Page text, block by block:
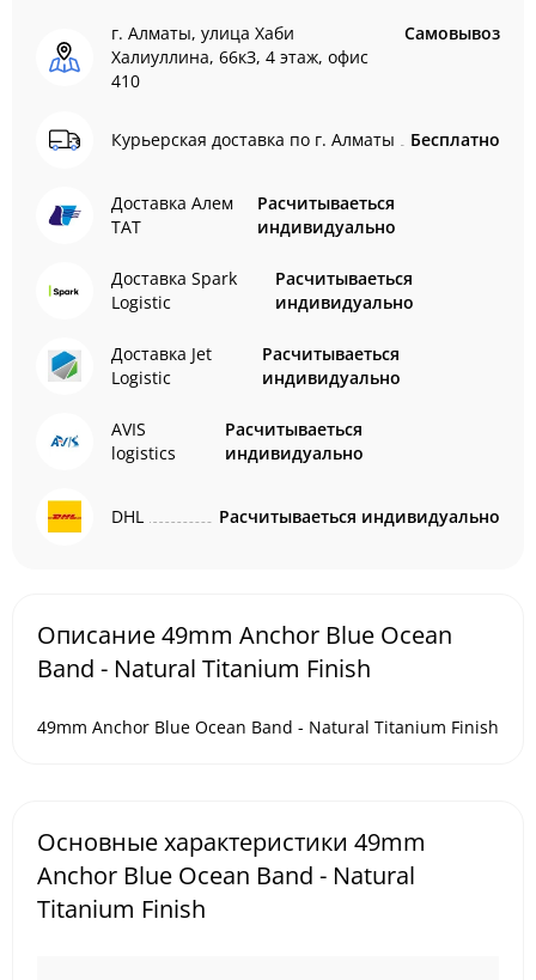
г. Алматы, улица Хаби
Халиуллина, 66кЗ, 4 этаж, офис
410
Самовывоз
Курьерская доставка по г. Алматы Бесплатно
Доставка Алем
ТАТ
Расчитываеться
индивидуально
Доставка Spark
Logistic
Расчитываеться
индивидуально
Доставка Jet
Logistic
Расчитываеться
индивидуально
AVIS
logistics
Расчитываеться
индивидуально
DHL Расчитываеться индивидуально
Описание 49mm Anchor Blue Ocean
Band - Natural Titanium Finish
49mm Anchor Blue Ocean Band - Natural Titanium Finish
Основные характеристики 49mm
Anchor Blue Ocean Band - Natural
Titanium Finish